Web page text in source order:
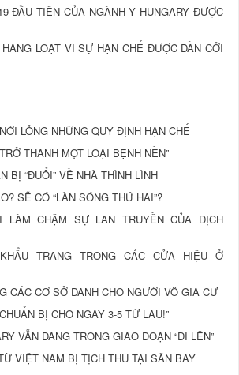
ĐẦU TIÊN CỦA NGÀNH Y HUNGARY ĐƯỢC
LOẠT VÌ SỰ HẠN CHẾ ĐƯỢC DẦN CỞI
LỎNG NHỮNG QUY ĐỊNH HẠN CHẾ
THÀNH MỘT LOẠI BỆNH NỀN”
BỊ “ĐUỔI” VỀ NHÀ THÌNH LÌNH
SẼ CÓ “LÀN SÓNG THỨ HAI”?
LÀM CHẬM SỰ LAN TRUYỀN CỦA DỊCH
TRANG TRONG CÁC CỬA HIỆU Ở
CÁC CƠ SỞ DÀNH CHO NGƯỜI VÔ GIA CƯ
BỊ CHO NGÀY 3-5 TỪ LÂU!”
VẪN ĐANG TRONG GIAO ĐOẠN “ĐI LÊN”
VIỆT NAM BỊ TỊCH THU TẠI SÂN BAY